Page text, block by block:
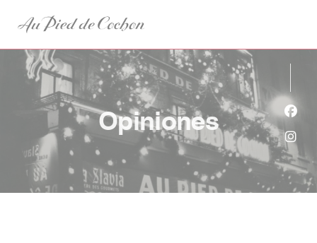
Opiniones